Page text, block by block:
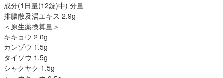
成分(1日量(12錠)中) 分量
排膿散及湯エキス 2.9g
＜原生薬換算量＞
キキョウ 2.0g
カンゾウ 1.5g
タイソウ 1.5g
シャクヤク 1.5g